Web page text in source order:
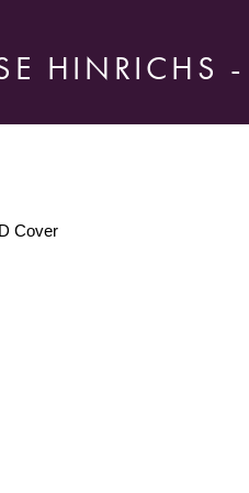
HINRICHS